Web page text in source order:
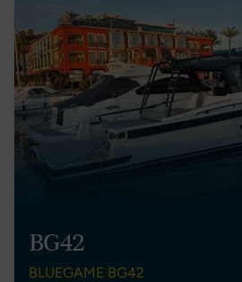
BG42
BLUEGAME BG42